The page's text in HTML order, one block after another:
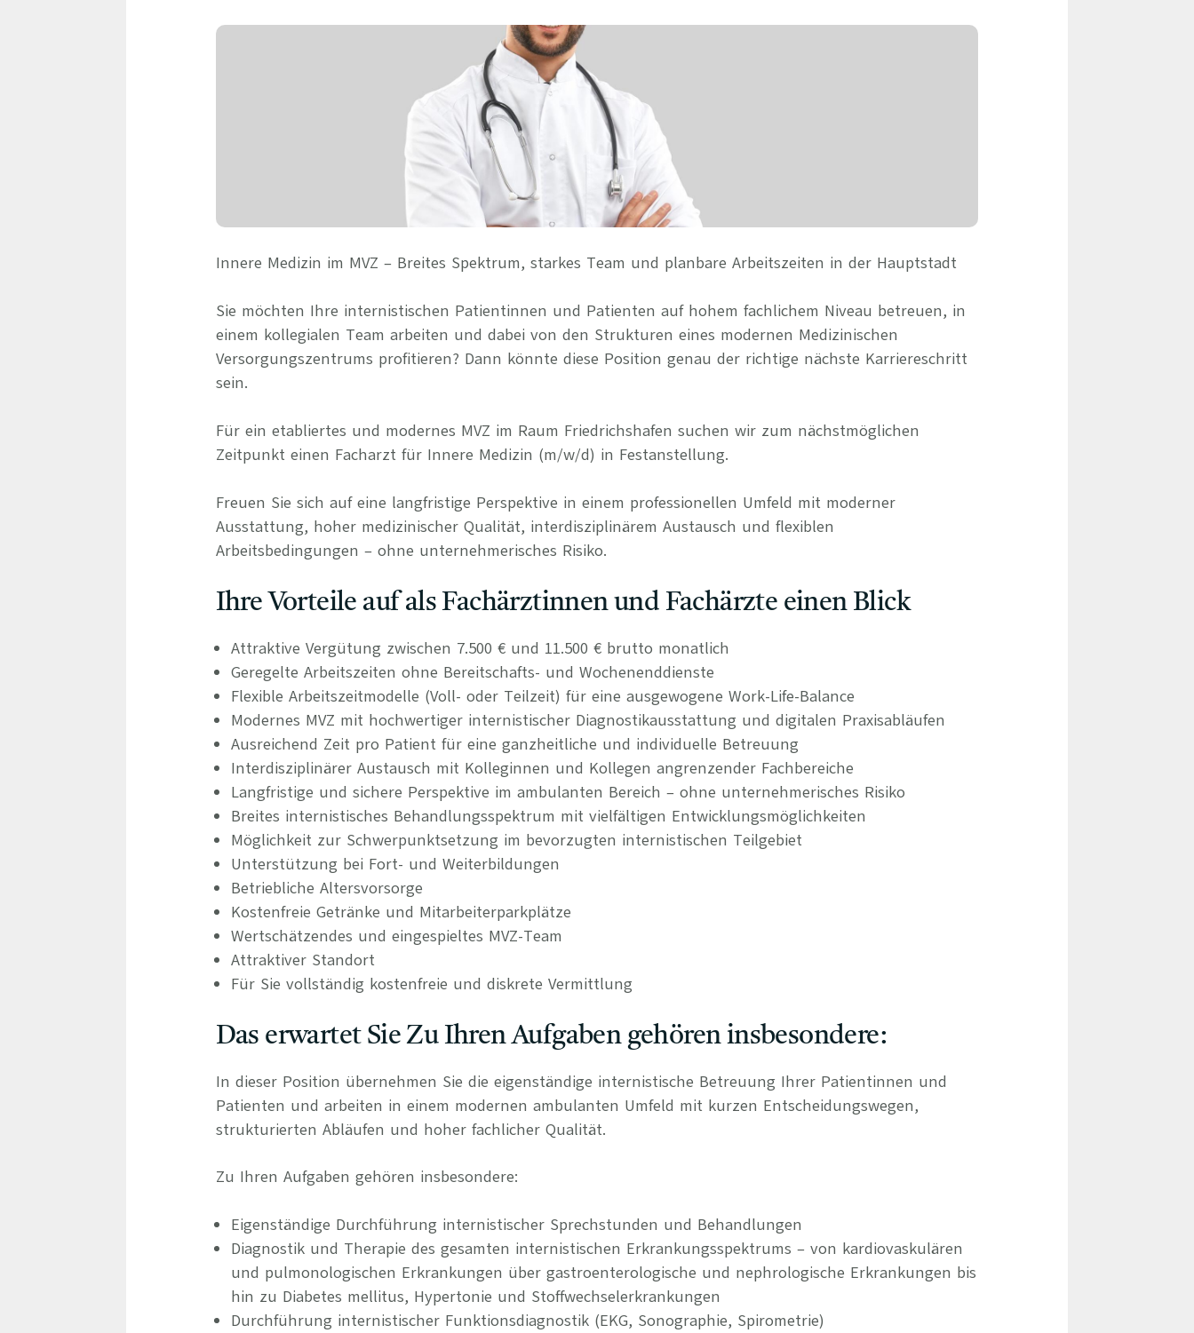
Erfolgsbasierte Personalvermittlung
Innere Medizin im MVZ – Breites Spektrum, starkes Team und planbare Arbeitszeiten in der Hauptstadt
Sie möchten Ihre internistischen Patientinnen und Patienten auf hohem fachlichem Niveau betreuen, in
einem kollegialen Team arbeiten und dabei von den Strukturen eines modernen Medizinischen
Versorgungszentrums profitieren? Dann könnte diese Position genau der richtige nächste Karriereschritt
sein.
Für ein etabliertes und modernes MVZ im Raum Friedrichshafen suchen wir zum nächstmöglichen
Zeitpunkt einen Facharzt für Innere Medizin (m/w/d) in Festanstellung.
Freuen Sie sich auf eine langfristige Perspektive in einem professionellen Umfeld mit moderner
Ausstattung, hoher medizinischer Qualität, interdisziplinärem Austausch und flexiblen
Arbeitsbedingungen – ohne unternehmerisches Risiko.
Ihre Vorteile auf als Fachärztinnen und Fachärzte einen Blick
Attraktive Vergütung zwischen 7.500 € und 11.500 € brutto monatlich
Geregelte Arbeitszeiten ohne Bereitschafts- und Wochenenddienste
Flexible Arbeitszeitmodelle (Voll- oder Teilzeit) für eine ausgewogene Work-Life-Balance
Modernes MVZ mit hochwertiger internistischer Diagnostikausstattung und digitalen Praxisabläufen
Ausreichend Zeit pro Patient für eine ganzheitliche und individuelle Betreuung
Interdisziplinärer Austausch mit Kolleginnen und Kollegen angrenzender Fachbereiche
Langfristige und sichere Perspektive im ambulanten Bereich – ohne unternehmerisches Risiko
Breites internistisches Behandlungsspektrum mit vielfältigen Entwicklungsmöglichkeiten
Möglichkeit zur Schwerpunktsetzung im bevorzugten internistischen Teilgebiet
Unterstützung bei Fort- und Weiterbildungen
Betriebliche Altersvorsorge
Kostenfreie Getränke und Mitarbeiterparkplätze
Wertschätzendes und eingespieltes MVZ-Team
Attraktiver Standort
Für Sie vollständig kostenfreie und diskrete Vermittlung
Das erwartet Sie Zu Ihren Aufgaben gehören insbesondere:
In dieser Position übernehmen Sie die eigenständige internistische Betreuung Ihrer Patientinnen und
Patienten und arbeiten in einem modernen ambulanten Umfeld mit kurzen Entscheidungswegen,
strukturierten Abläufen und hoher fachlicher Qualität.
Zu Ihren Aufgaben gehören insbesondere:
Eigenständige Durchführung internistischer Sprechstunden und Behandlungen
Diagnostik und Therapie des gesamten internistischen Erkrankungsspektrums – von kardiovaskulären
und pulmonologischen Erkrankungen über gastroenterologische und nephrologische Erkrankungen bis
hin zu Diabetes mellitus, Hypertonie und Stoffwechselerkrankungen
Durchführung internistischer Funktionsdiagnostik (EKG, Sonographie, Spirometrie)